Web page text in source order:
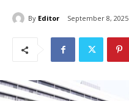
By Editor September 8, 2025